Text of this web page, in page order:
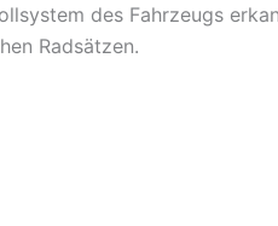
des Fahrzeugs
Radsätzen.